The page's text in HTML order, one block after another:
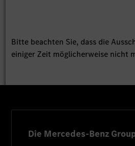
Bitte beachten Sie, dass die
einiger Zeit möglicherweise nicht
Die Mercedes-Benz